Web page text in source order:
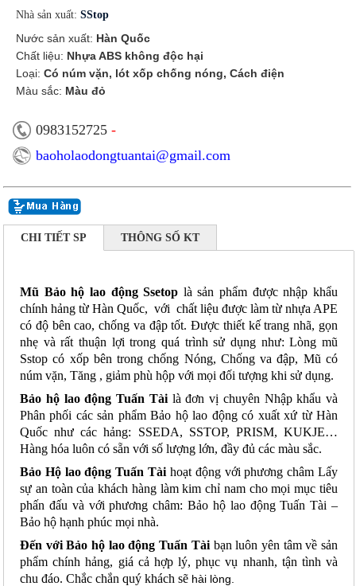
Nhà sản xuất: SStop
Nước sản xuất: Hàn Quốc
Chất liệu: Nhựa ABS không độc hại
Loại: Có núm vặn, lót xốp chống nóng, Cách điện
Màu sắc: Màu đỏ
0983152725 -
baoholaodongtuantai@gmail.com
CHI TIẾT SP THÔNG SỐ KT
Mũ Bảo hộ lao động Ssetop là sản phẩm được nhập khẩu
chính hảng từ Hàn Quốc, với chất liệu được làm từ nhựa APE
có độ bên cao, chống va đập tốt. Được thiết kế trang nhã, gọn
nhẹ và rất thuận lợi trong quá trình sử dụng như: Lòng mũ
Sstop có xốp bên trong chống Nóng, Chống va đập, Mũ có
núm vặn, Tăng , giảm phù hộp với mọi đối tượng khi sử dụng.
Bảo hộ lao động Tuấn Tàilà đơn vị chuyên Nhập khẩu và
Phân phối các sản phẩm Bảo hộ lao động có xuất xứ từ Hàn
Quốc như các hảng: SSEDA, SSTOP, PRISM, KUKJE…
Hàng hóa luôn có sẵn với số lượng lớn, đầy đủ các màu sắc.
Bảo Hộ lao động Tuấn Tài hoạt động với phương châm Lấy
sự an toàn của khách hàng làm kim chỉ nam cho mọi mục tiêu
phấn đấu và với phương châm: Bảo hộ lao động Tuấn Tài –
Bảo hộ hạnh phúc mọi nhà.
Đến với Bảo hộ lao động Tuấn Tàibạn luôn yên tâm về sản
phẩm chính hảng, giá cả hợp lý, phục vụ nhanh, tận tình và
chu đáo. Chắc chắn quý khách sẽ hài lòng.